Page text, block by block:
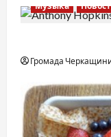
Музыка
Громада